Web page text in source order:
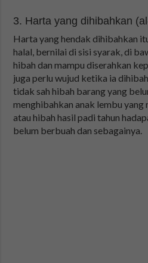
3. Harta yang dihibahkan
Harta yang hendak dihibahkan
halal, bernilai di sisi syarak, di
hibah dan mampu diserahkan
juga perlu wujud ketika ia
tidak sah hibah barang yang
menghibahkan anak lembu yang
atau hibah hasil padi tahun
belum berbuah dan sebagainya.